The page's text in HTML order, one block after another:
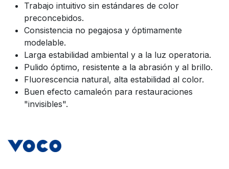
Trabajo intuitivo sin estándares de color
preconcebidos.
Consistencia no pegajosa y óptimamente
modelable.
Larga estabilidad ambiental y a la luz operatoria.
Pulido óptimo, resistente a la abrasión y al brillo.
Fluorescencia natural, alta estabilidad al color.
Buen efecto camaleón para restauraciones
"invisibles".